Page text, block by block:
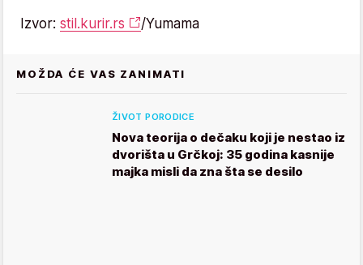
Izvor: stil.kurir.rs /Yumama
MOŽDA ĆE VAS ZANIMATI
ŽIVOT PORODICE
Nova teorija o dečaku koji je nestao iz
dvorišta u Grčkoj: 35 godina kasnije
majka misli da zna šta se desilo